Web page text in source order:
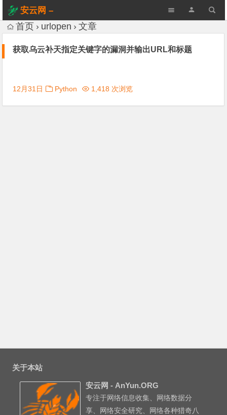
安云网 –
AnYun.ORG
首页 urlopen 文章
获取乌云补天指定关键字的漏洞并输出URL和标题
12月31日 Python 1,418 次浏览
关于本站
安云网 - AnYun.ORG
专注于网络信息收集、网络数据分
享、网络安全研究、网络各种猎奇八